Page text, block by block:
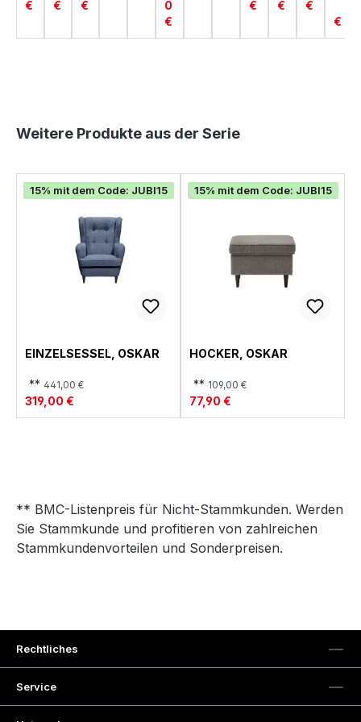
€
€ €
0
€
€
€
€
€
Produktgalerie überspringen
Weitere Produkte aus der Serie
15% mit dem Code: JUBI15
EINZELSESSEL, OSKAR
** 441,00 €
319,00 €
15% mit dem Code: JUBI15
HOCKER, OSKAR
** 109,00 €
77,90 €
** BMC-Listenpreis für Nicht-Stammkunden. Werden
Sie Stammkunde und profitieren von zahlreichen
Stammkundenvorteilen und Sonderpreisen.
Rechtliches
Service